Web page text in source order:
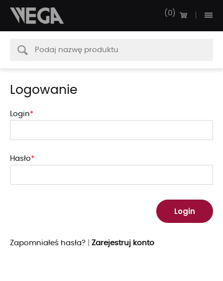
0
Logowanie
Login
Hasło
Zapomniałeś hasła? Zarejestruj konto